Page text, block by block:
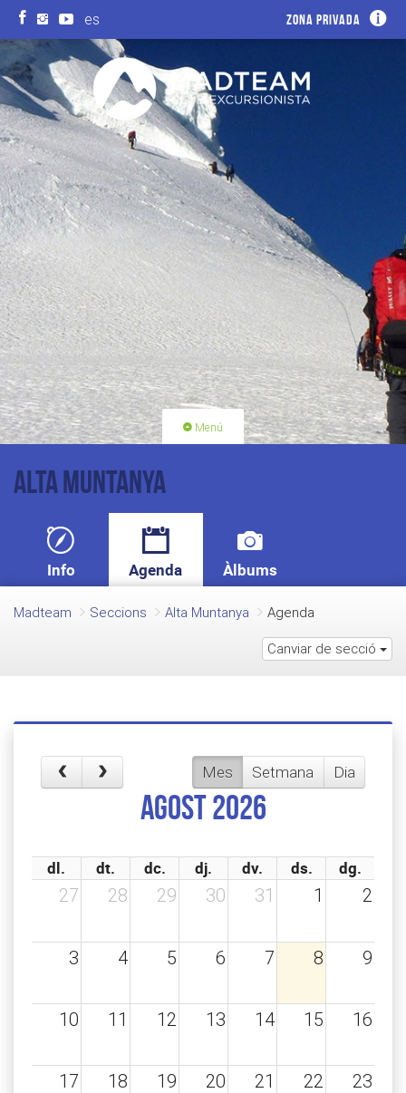
es Zona privada
Menú
QUI SOM
FES-TE SOCI
Alta Muntanya
Info Agenda Àlbums
Madteam Seccions Alta Muntanya Agenda
Canviar de secció
Mes Setmana Dia
agost 2026
dl. dt. dc. dj. dv. ds. dg.
27 28 29 30 31 1 2
3 4 5 6 7 8 9
10 11 12 13 14 15 16
17 18 19 20 21 22 23